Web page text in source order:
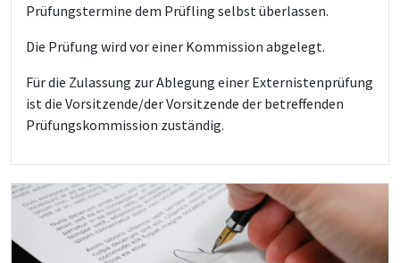
Prüfungstermine dem Prüfling selbst überlassen.
Die Prüfung wird vor einer Kommission abgelegt.
Für die Zulassung zur Ablegung einer Externistenprüfung
ist die Vorsitzende/der Vorsitzende der betreffenden
Prüfungskommission zuständig.